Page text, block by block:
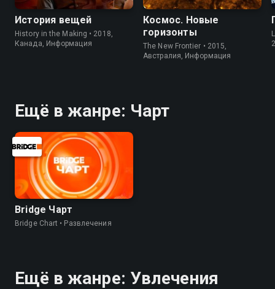
История вещей
History in the Making • 2018,
Канада, Информация
Космос. Новые
горизонты
The New Frontier • 2015,
Австралия, Информация
Ещё в жанре: Чарт
Bridge Чарт
Bridge Chart • Развлечения
Ещё в жанре: Увлечения